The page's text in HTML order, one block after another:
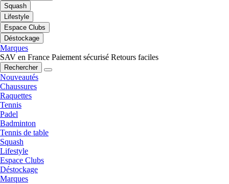
Squash
Lifestyle
Espace Clubs
Déstockage
Marques
SAV en France Paiement sécurisé Retours faciles
Rechercher
Nouveautés
Chaussures
Raquettes
Tennis
Padel
Badminton
Tennis de table
Squash
Lifestyle
Espace Clubs
Déstockage
Marques